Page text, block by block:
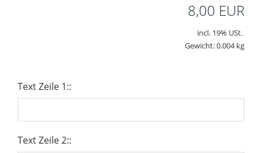
8,00 EUR
incl. 19% USt.
Gewicht: 0.004 kg
Text Zeile 1::
Text Zeile 2::